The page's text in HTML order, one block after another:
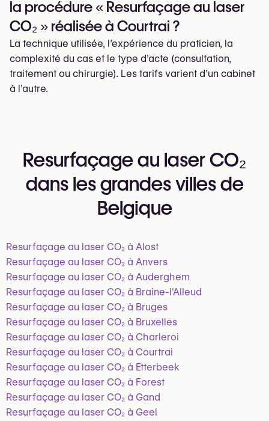
la procédure « Resurfaçage au laser
CO₂ » réalisée à Courtrai ?
La technique utilisée, l’expérience du praticien, la
complexité du cas et le type d’acte (consultation,
traitement ou chirurgie). Les tarifs varient d’un cabinet
à l’autre.
Resurfaçage au laser CO₂
dans les grandes villes de
Belgique
Resurfaçage au laser CO₂ à Alost
Resurfaçage au laser CO₂ à Anvers
Resurfaçage au laser CO₂ à Auderghem
Resurfaçage au laser CO₂ à Braine-l'Alleud
Resurfaçage au laser CO₂ à Bruges
Resurfaçage au laser CO₂ à Bruxelles
Resurfaçage au laser CO₂ à Charleroi
Resurfaçage au laser CO₂ à Courtrai
Resurfaçage au laser CO₂ à Etterbeek
Resurfaçage au laser CO₂ à Forest
Resurfaçage au laser CO₂ à Gand
Resurfaçage au laser CO₂ à Geel